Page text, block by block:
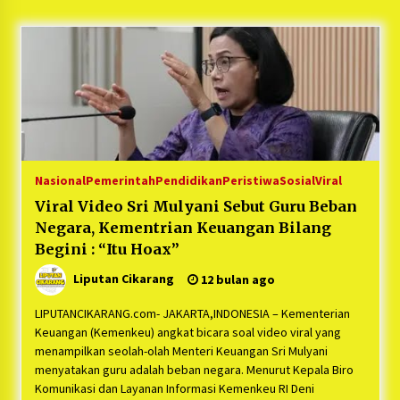
5 bulan ago
PNM Hadir dalam Setiap Langkah Dikha, Penari
Aura Farming yang Viral Ternyata Anak
Nasabah PNM Mekaar
1 tahun ago
Duh Kacau Banget, Karena Kecewa Tak Dapat
Fasilitas yang Sesuai, Para Peserta Retret
Sebelum Waktunya
1 tahun ago
Kartini Penggerak Lingkungan dari Sampah
1 tahun ago
PNM Berangkatkan Ratusan Peserta : Mudik
Aman Sampai Tujuan BUMN 2025
1 tahun ago
Ketua Umum Jurpala KOSMI Indonesia Gilang
NasionalPemerintahPendidikanPeristiwaSosialViral
Viral Video Sri Mulyani Sebut Guru Beban
Negara, Kementrian Keuangan Bilang
Begini : “Itu Hoax”
Liputan Cikarang 12 bulan ago
LIPUTANCIKARANG.com- JAKARTA,INDONESIA – Kementerian
Keuangan (Kemenkeu) angkat bicara soal video viral yang
menampilkan seolah-olah Menteri Keuangan Sri Mulyani
menyatakan guru adalah beban negara. Menurut Kepala Biro
Komunikasi dan Layanan Informasi Kemenkeu RI Deni